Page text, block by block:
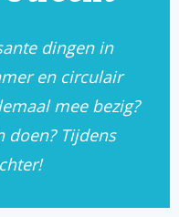
dingen in
en circulair
mee bezig?
doen? Tijdens